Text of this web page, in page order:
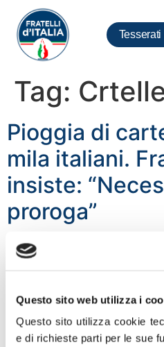
Questo sito web utilizza i
Questo sito utilizza cookie
e di richieste parti per le sue
Tesserati
Tag:
Pioggia di
mila italiani.
insiste:
proroga”